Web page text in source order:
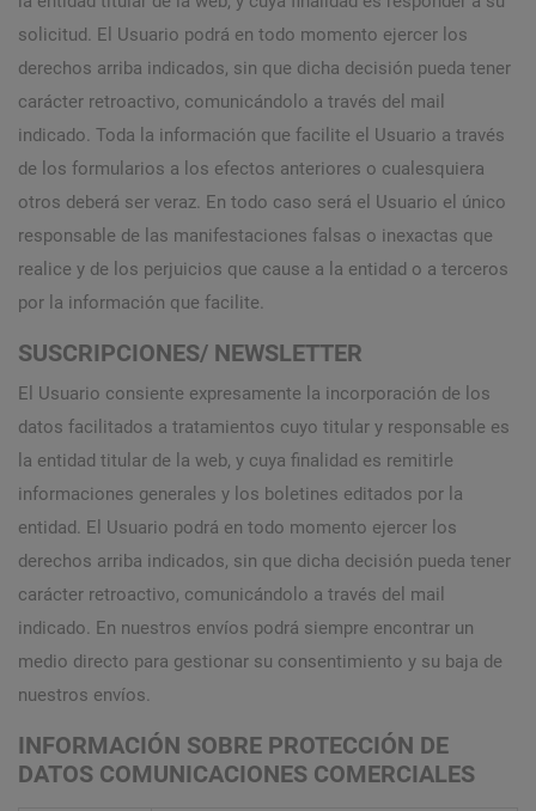
solicitud. El Usuario podrá en todo momento ejercer los
derechos arriba indicados, sin que dicha decisión pueda tener
carácter retroactivo, comunicándolo a través del mail
indicado. Toda la información que facilite el Usuario a través
de los formularios a los efectos anteriores o cualesquiera
otros deberá ser veraz. En todo caso será el Usuario el único
responsable de las manifestaciones falsas o inexactas que
realice y de los perjuicios que cause a la entidad o a terceros
por la información que facilite.
SUSCRIPCIONES/ NEWSLETTER
El Usuario consiente expresamente la incorporación de los
datos facilitados a tratamientos cuyo titular y responsable es
la entidad titular de la web, y cuya finalidad es remitirle
informaciones generales y los boletines editados por la
entidad. El Usuario podrá en todo momento ejercer los
derechos arriba indicados, sin que dicha decisión pueda tener
carácter retroactivo, comunicándolo a través del mail
indicado. En nuestros envíos podrá siempre encontrar un
medio directo para gestionar su consentimiento y su baja de
nuestros envíos.
INFORMACIÓN SOBRE PROTECCIÓN DE
DATOS COMUNICACIONES COMERCIALES